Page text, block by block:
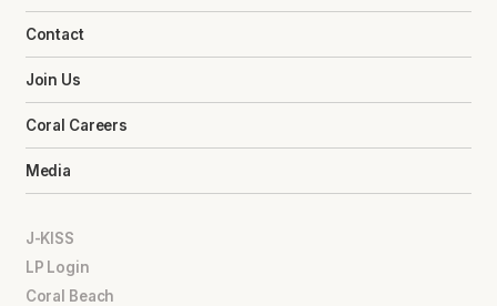
Contact
Join Us
Coral Careers
Media
J-KISS
LP Login
Coral Beach